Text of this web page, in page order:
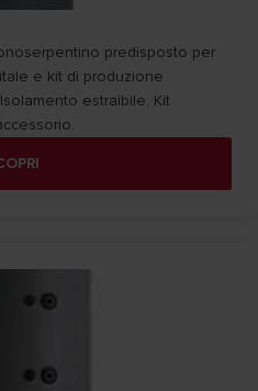
predisposto per
e kit di produzione
estraibile. Kit